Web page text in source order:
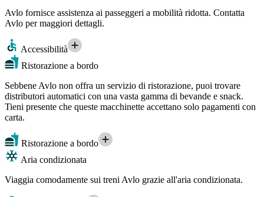
Avlo fornisce assistenza ai passeggeri a mobilità ridotta. Contatta
Avlo per maggiori dettagli.
Accessibilità
Ristorazione a bordo
Sebbene Avlo non offra un servizio di ristorazione, puoi trovare
distributori automatici con una vasta gamma di bevande e snack.
Tieni presente che queste macchinette accettano solo pagamenti con
carta.
Ristorazione a bordo
Aria condizionata
Viaggia comodamente sui treni Avlo grazie all'aria condizionata.